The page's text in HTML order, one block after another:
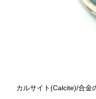
カルサイト(Calcite)/合金